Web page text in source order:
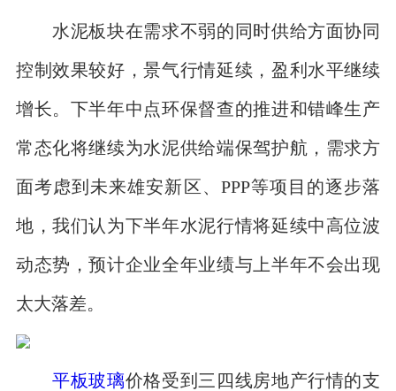
水泥板块在需求不弱的同时供给方面协同
控制效果较好，景气行情延续，盈利水平继续
增长。下半年中点环保督查的推进和错峰生产
常态化将继续为水泥供给端保驾护航，需求方
面考虑到未来雄安新区、PPP等项目的逐步落
地，我们认为下半年水泥行情将延续中高位波
动态势，预计企业全年业绩与上半年不会出现
太大落差。
平板玻璃价格受到三四线房地产行情的支